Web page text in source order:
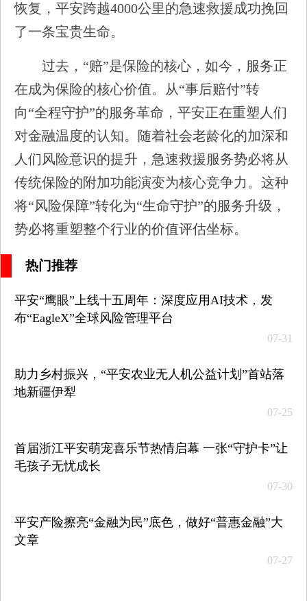
恢复，平安跨越4000公里的急速救援成功挽回
了一条宝贵生命。
过去，“赔”是保险的核心，如今，服务正
在成为保险的核心价值。从“事后赔付”转
向“全程守护”的服务革命，平安正在重塑人们
对金融温度的认知。随着社会老龄化的加深和
人们风险意识的提升，急速救援服务势必将从
传统保险的附加功能演变为核心竞争力。这种
将“风险保障”转化为“生命守护”的服务升级，
势必将重塑整个行业的价值评估坐标。
热门推荐
平安“鹰眼”上线十五周年：深度应用AI技术，发
布“EagleX”全球风险管理平台
07-31
助力乡村振兴，“平安农业无人机公益计划”首站落
地新疆伊犁
07-25
首届浙江平安萌宠喜乐节热情启幕 一张“守护卡”让
毛孩子无忧成长
07-30
平安产险擦亮“金融为民”底色，做好“普惠金融”大
文章
07-27